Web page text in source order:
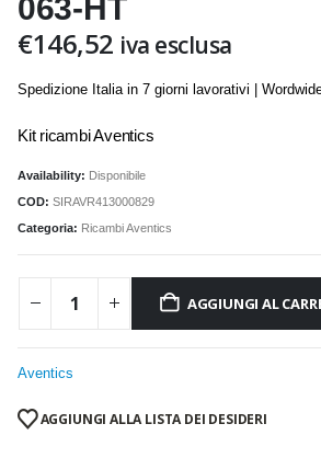
063-HT
€146,52 iva esclusa
Spedizione Italia in 7 giorni lavorativi |
Kit ricambi Aventics
Availability: Disponibile
COD: SIRAVR413000829
Categoria: Ricambi Aventics
AGGIUNGI AL
Aventics
AGGIUNGI ALLA LISTA DEI DESIDERI